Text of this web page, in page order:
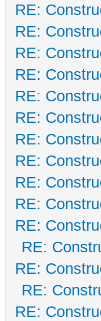
RE:
RE:
RE:
RE:
RE:
RE:
RE:
RE:
RE:
RE:
RE:
RE:
RE:
RE:
RE: